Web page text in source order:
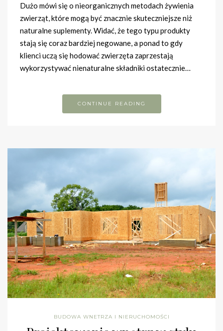
Dużo mówi się o nieorganicznych metodach żywienia
zwierząt, które mogą być znacznie skuteczniejsze niż
naturalne suplementy. Widać, że tego typu produkty
stają się coraz bardziej negowane, a ponad to gdy
klienci uczą się hodować zwierzęta zaprzestają
wykorzystywać nienaturalne składniki ostatecznie…
CONTINUE READING
BUDOWA WNETRZA I NIERUCHOMOŚCI